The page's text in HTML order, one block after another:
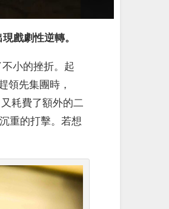
戲劇性逆轉。
不小的挫折。起
領先集團時，
耗費了額外的二
重的打擊。若想